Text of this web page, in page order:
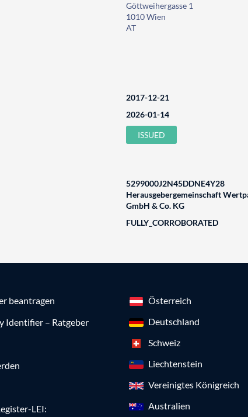
Göttweihergasse 1
1010 Wien
AT
2017-12-21
2026-01-14
ISSUED
5299000J2N45DDNE4Y28
Herausgebergemeinschaft
GmbH & Co. KG
FULLY_CORROBORATED
beantragen
Identifier – Ratgeber
LEI:
Österreich
Deutschland
Schweiz
Liechtenstein
Vereinigtes Königreich
Australien